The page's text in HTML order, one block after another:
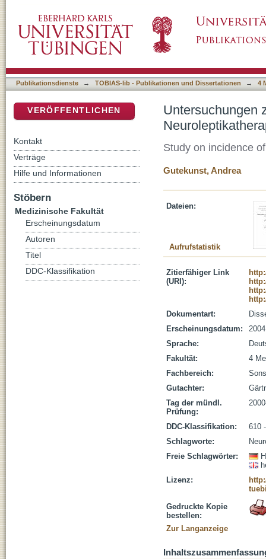
Publikationsdienste → TOBIAS-lib - Publikationen und Dissertationen → 4
Untersuchungen
Study on incidence
Gutekunst, Andrea
Dateien:
Aufrufstatistik
Zitierfähiger Link
(URI):
Dokumentart:
Erscheinungsdatum:
2004
Sprache:
Fakultät:
4
Fachbereich:
Gutachter:
Tag der mündl.
Prüfung:
DDC-Klassifikation:
610
Schlagworte:
Freie Schlagwörter:
Lizenz:
Gedruckte Kopie
bestellen:
Zur Langanzeige
VERÖFFENTLICHEN
Kontakt
Verträge
Hilfe und Informationen
Stöbern
Medizinische Fakultät
Erscheinungsdatum
Autoren
Titel
DDC-Klassifikation